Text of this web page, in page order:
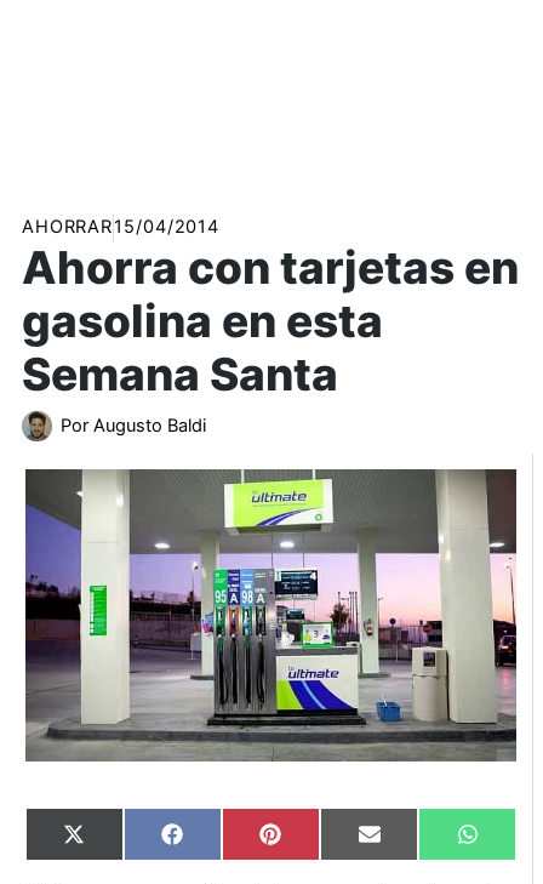
AHORRAR15/04/2014
Ahorra con tarjetas en
gasolina en esta
Semana Santa
Por Augusto Baldi
Compartir
en
X
(Twitter)
Compartir
en
Facebook Compartir
en
Pinterest Compartir
en
Email
en